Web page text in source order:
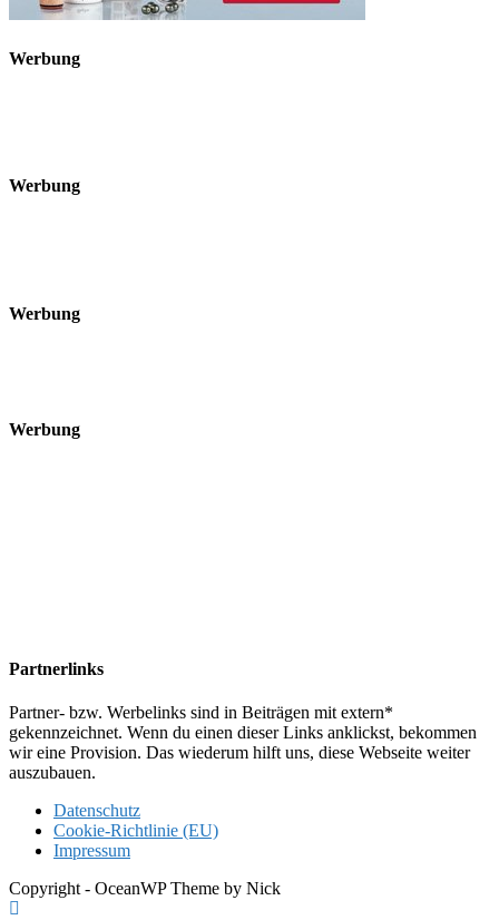
Werbung
Werbung
Werbung
Werbung
Partnerlinks
Partner- bzw. Werbelinks sind in Beiträgen mit extern*
gekennzeichnet. Wenn du einen dieser Links anklickst, bekommen
wir eine Provision. Das wiederum hilft uns, diese Webseite weiter
auszubauen.
Datenschutz
Cookie-Richtlinie (EU)
Impressum
Copyright - OceanWP Theme by Nick